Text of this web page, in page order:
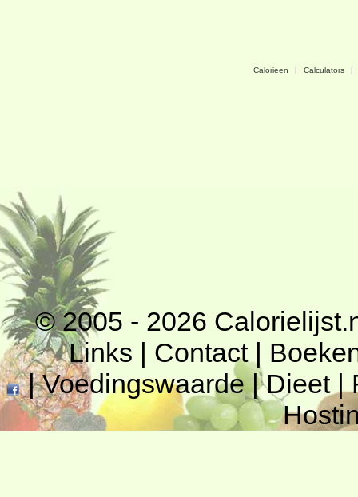
Calorieen | Calculators |
© 2005 - 2026
Links | Contact|
|Voedingswaarde|Dieet|